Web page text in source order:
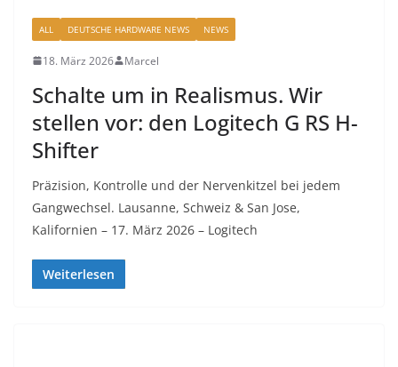
ALL DEUTSCHE HARDWARE NEWS NEWS
18. März 2026 Marcel
Schalte um in Realismus. Wir
stellen vor: den Logitech G RS H-
Shifter
Präzision, Kontrolle und der Nervenkitzel bei jedem
Gangwechsel. Lausanne, Schweiz & San Jose,
Kalifornien – 17. März 2026 – Logitech
Weiterlesen